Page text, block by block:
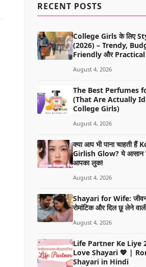
RECENT POSTS
College Girls के लिए
(2026) – Trendy,
Friendly और
August 4, 2026
The Best Perfumes
(That Are Actually
College Girls)
August 4, 2026
क्या आप भी पाना चाहती हैं
Girlish Glow? ये आसान
आपका लुक!
August 4, 2026
Shayari for Wife:
रोमांटिक और दिल छू लेने
August 4, 2026
Life Partner Ke Liye
Love Shayari 💖 |
Shayari in Hindi